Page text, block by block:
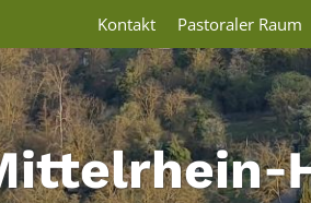
Kontakt Pastoraler Raum